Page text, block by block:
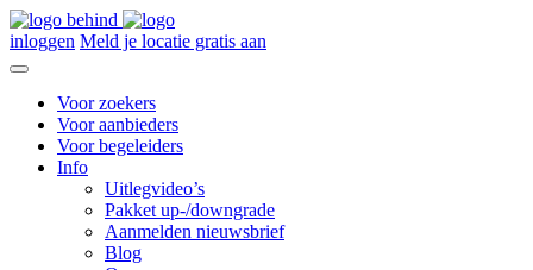
inloggen Meld je locatie gratis aan
Voor zoekers
Voor aanbieders
Voor begeleiders
Info
Uitlegvideo’s
Pakket up-/downgrade
Aanmelden nieuwsbrief
Blog